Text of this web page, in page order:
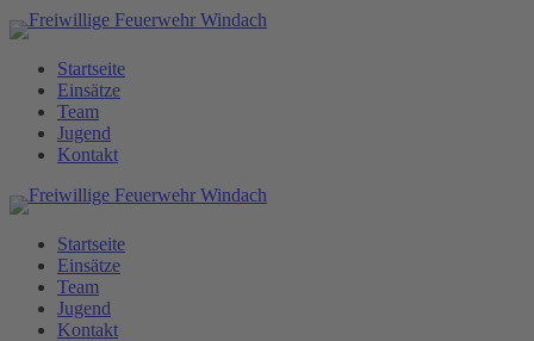
Zum
Inhalt
springenStartseite
Einsätze
Team
Jugend
Kontakt
Startseite
Einsätze
Team
Jugend
Kontakt